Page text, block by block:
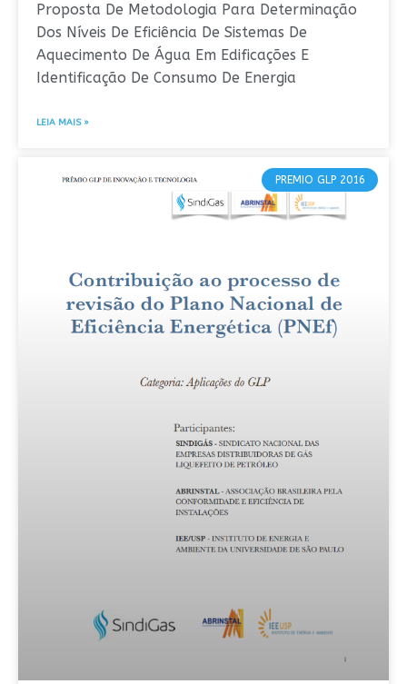
Proposta De Metodologia Para Determinação
Dos Níveis De Eficiência De Sistemas De
Aquecimento De Água Em Edificações E
Identificação De Consumo De Energia
LEIA MAIS »
PREMIO GLP 2016